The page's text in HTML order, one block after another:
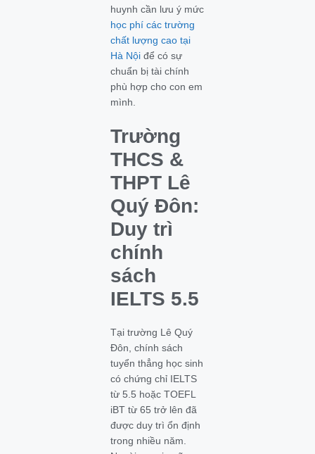
huynh cần lưu ý mức
học phí các trường
chất lượng cao tại
Hà Nội để có sự
chuẩn bị tài chính
phù hợp cho con em
mình.
Trường
THCS &
THPT Lê
Quý Đôn:
Duy trì
chính
sách
IELTS 5.5
Tại trường Lê Quý
Đôn, chính sách
tuyển thẳng học sinh
có chứng chỉ IELTS
từ 5.5 hoặc TOEFL
iBT từ 65 trở lên đã
được duy trì ổn định
trong nhiều năm.